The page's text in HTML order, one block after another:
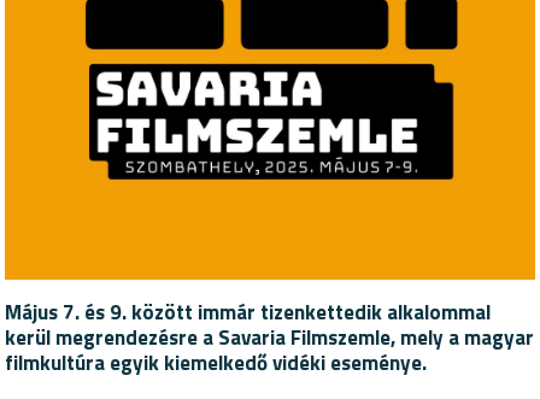
Május 7. és 9. között immár tizenkettedik alkalommal
kerül megrendezésre a Savaria Filmszemle, mely a magyar
filmkultúra egyik kiemelkedő vidéki eseménye.